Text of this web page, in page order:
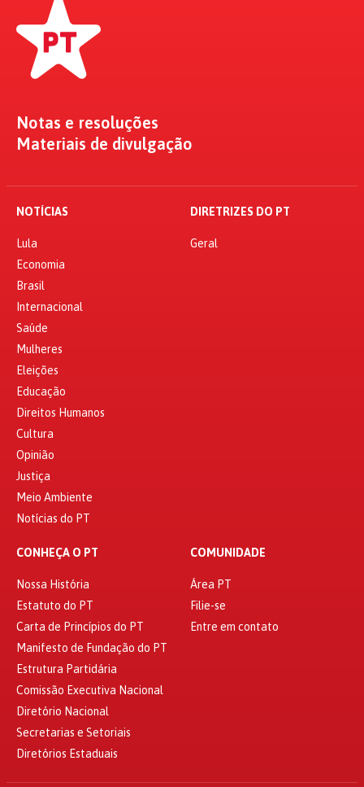
Notas e resoluções
Materiais de divulgação
NOTÍCIAS
Lula
Economia
Brasil
Internacional
Saúde
Mulheres
Eleições
Educação
Direitos Humanos
Cultura
Opinião
Justiça
Meio Ambiente
Notícias do PT
DIRETRIZES DO PT
Geral
CONHEÇA O PT
Nossa História
Estatuto do PT
Carta de Princípios do PT
Manifesto de Fundação do PT
Estrutura Partidária
Comissão Executiva Nacional
Diretório Nacional
Secretarias e Setoriais
Diretórios Estaduais
COMUNIDADE
Área PT
Filie-se
Entre em contato